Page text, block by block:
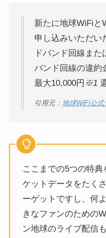
新たに地球WiFiと
申し込みいただい
ドバンド回線ま
バンド回線の違約
最大10,000円 ※1
引用元： 地球WiFi公式
ここまでの5つの特
ケットデータをたく
ーゲットですし、何
きなファンのための
ン地球のライブ配信